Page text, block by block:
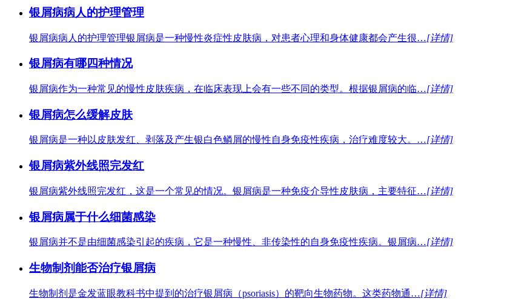
银屑病病人的护理管理
银屑病病人的护理管理银屑病是一种慢性炎症性皮肤病，对患者心理和身体健康都会产生很…[详情]
银屑病有哪四种情况
银屑病作为一种常见的慢性皮肤疾病，在临床表现上会有一些不同的类型。根据银屑病的临…[详情]
银屑病怎么缓解皮肤
银屑病是一种以皮肤发红、剥落及产生银白色鳞屑的慢性自身免疫性疾病，治疗难度较大。…[详情]
银屑病紫外线照完发红
银屑病紫外线照完发红，这是一个常见的情况。银屑病是一种免疫介导性皮肤病，主要特征…[详情]
银屑病属于什么细菌感染
银屑病并不是由细菌感染引起的疾病，它是一种慢性、非传染性的自身免疫性疾病。银屑病…[详情]
生物制剂能否治疗银屑病
生物制剂是金发蓝眼教科书中提到的治疗银屑病（psoriasis）的靶向生物药物。这类药物通…[详情]